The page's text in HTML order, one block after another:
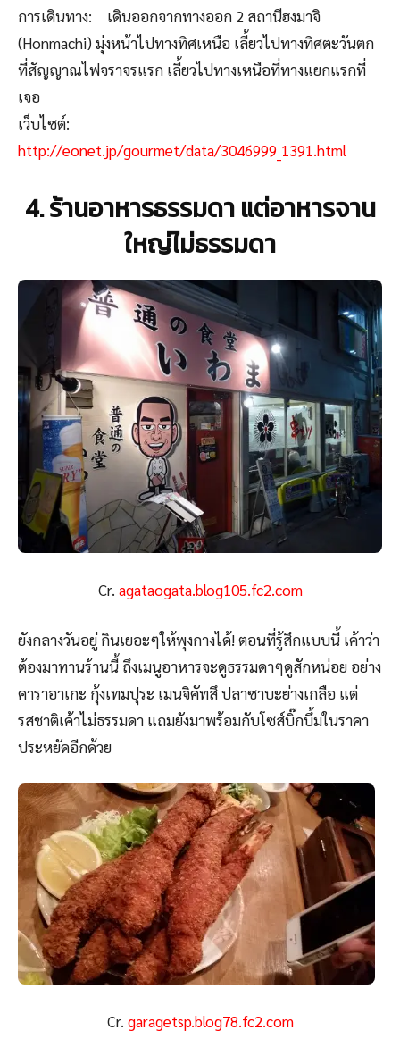
การเดินทาง: เดินออกจากทางออก 2 สถานีฮงมาจิ
(Honmachi) มุ่งหน้าไปทางทิศเหนือ เลี้ยวไปทางทิศตะวันตก
ที่สัญญาณไฟจราจรแรก เลี้ยวไปทางเหนือที่ทางแยกแรกที่
เจอ
เว็บไซต์:
http://eonet.jp/gourmet/data/3046999_1391.html
4. ร้านอาหารธรรมดา แต่อาหารจาน
ใหญ่ไม่ธรรมดา
Cr. agataogata.blog105.fc2.com
ยังกลางวันอยู่ กินเยอะๆให้พุงกางได้! ตอนที่รู้สึกแบบนี้ เค้าว่า
ต้องมาทานร้านนี้ ถึงเมนูอาหารจะดูธรรมดาๆดูสักหน่อย อย่าง
คาราอาเกะ กุ้งเทมปุระ เมนจิคัทสึ ปลาซาบะย่างเกลือ แต่
รสชาติเค้าไม่ธรรมดา แถมยังมาพร้อมกับโซส์บิ๊กบึ้มในราคา
ประหยัดอีกด้วย
Cr. garagetsp.blog78.fc2.com